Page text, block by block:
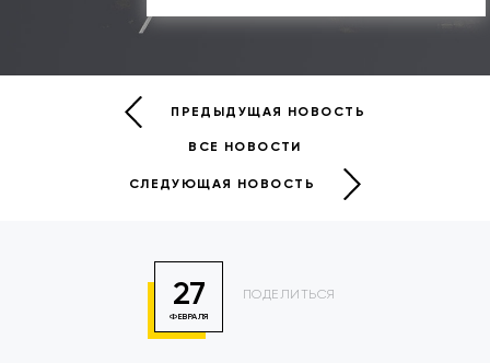
ПРЕДЫДУЩАЯ НОВОСТЬ
ВСЕ НОВОСТИ
СЛЕДУЮЩАЯ НОВОСТЬ
27
ФЕВРАЛЯ
ПОДЕЛИТЬСЯ